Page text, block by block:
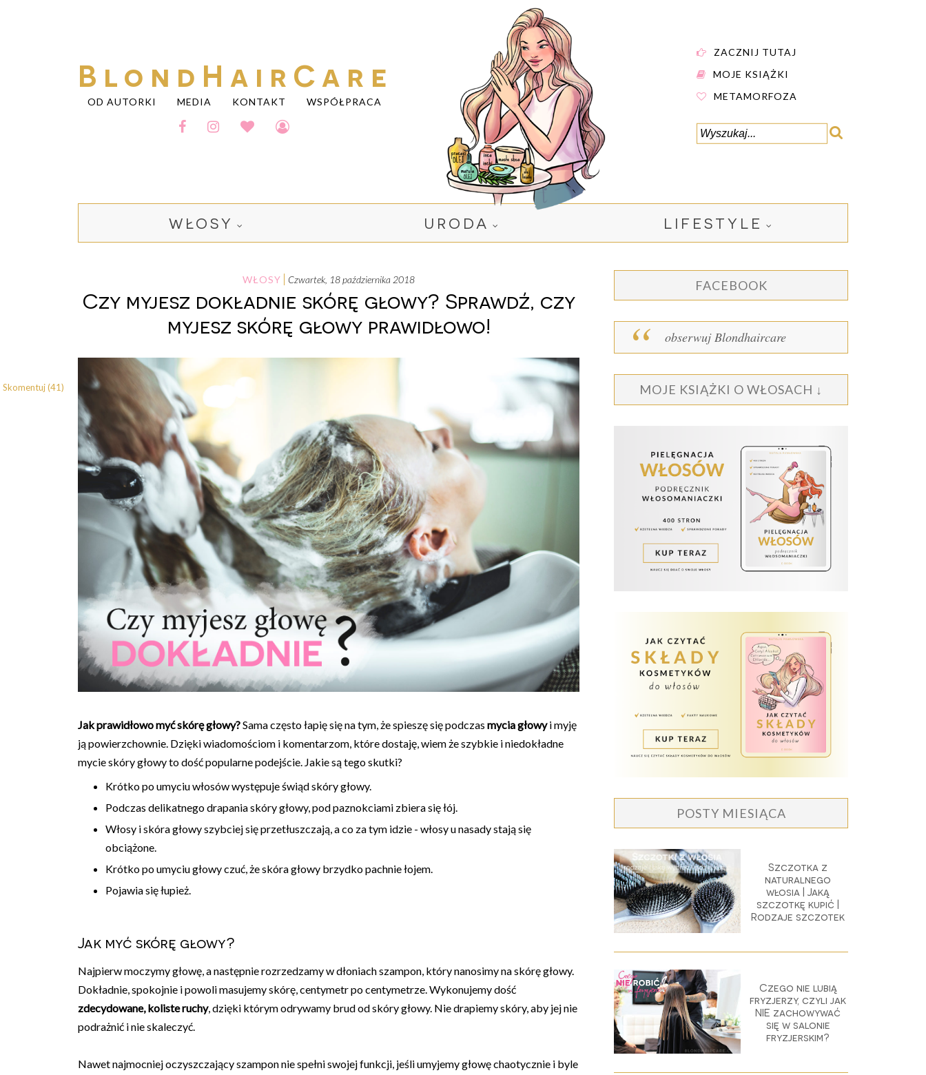
BlondHairCare
OD AUTORKI MEDIA KONTAKT WSPÓŁPRACA
ZACZNIJ TUTAJ
MOJE KSIĄŻKI
METAMORFOZA
WŁOSY URODA LIFESTYLE
WŁOSY czwartek, 18 października 2018
Czy myjesz dokładnie skórę głowy? Sprawdź, czy
myjesz skórę głowy prawidłowo!
Jak prawidłowo myć skórę głowy?Sama często łapię się na tym, że spieszę się podczas mycia głowyi myję
ją powierzchownie. Dzięki wiadomościom i komentarzom, które dostaję, wiem że szybkie i niedokładne
mycie skóry głowy to dość popularne podejście. Jakie są tego skutki?
Krótko po umyciu włosów występuje świąd skóry głowy.
Podczas delikatnego drapania skóry głowy, pod paznokciami zbiera się łój.
Włosy i skóra głowy szybciej się przetłuszczają, a co za tym idzie - włosy u nasady stają się
obciążone.
Krótko po umyciu głowy czuć, że skóra głowy brzydko pachnie łojem.
Pojawia się łupież.
Jak myć skórę głowy?
Najpierw moczymy głowę, a następnie rozrzedzamy w dłoniach szampon, który nanosimy na skórę głowy.
Dokładnie, spokojnie i powoli masujemy skórę, centymetr po centymetrze. Wykonujemy dość
zdecydowane, koliste ruchy, dzięki którym odrywamy brud od skóry głowy. Nie drapiemy skóry, aby jej nie
podrażnić i nie skaleczyć.
Nawet najmocniej oczyszczający szampon nie spełni swojej funkcji, jeśli umyjemy głowę chaotycznie i byle
Skomentuj (41)
FACEBOOK
obserwuj Blondhaircare
MOJE KSIĄŻKI O WŁOSACH ↓
POSTY MIESIĄCA
Szczotka z
naturalnego
włosia | Jaką
szczotkę kupić |
Rodzaje szczotek
Czego nie lubią
fryzjerzy, czyli jak
NIE zachowywać
się w salonie
fryzjerskim?